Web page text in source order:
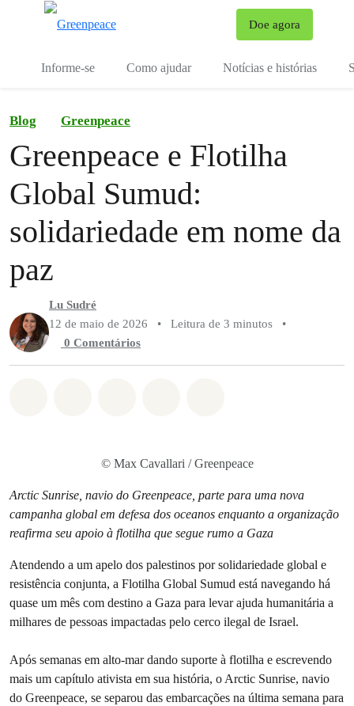
Doe agora
Informe-se Como ajudar Notícias e histórias
Blog Greenpeace
Greenpeace e Flotilha
Global Sumud:
solidariedade em nome da
paz
Lu Sudré
12 de maio de 2026
• Leitura de 3 minutos
•
0 Comentários
© Max Cavallari / Greenpeace
Arctic Sunrise, navio do Greenpeace, parte para uma nova
campanha global em defesa dos oceanos enquanto a organização
reafirma seu apoio à flotilha que segue rumo a Gaza
Atendendo a um apelo dos palestinos por solidariedade global e
resistência conjunta, a Flotilha Global Sumud está navegando há
quase um mês com destino a Gaza para levar ajuda humanitária a
milhares de pessoas impactadas pelo cerco ilegal de Israel.
Após semanas em alto-mar dando suporte à flotilha e escrevendo
mais um capítulo ativista em sua história, o Arctic Sunrise, navio
do Greenpeace, se separou das embarcações na última semana para